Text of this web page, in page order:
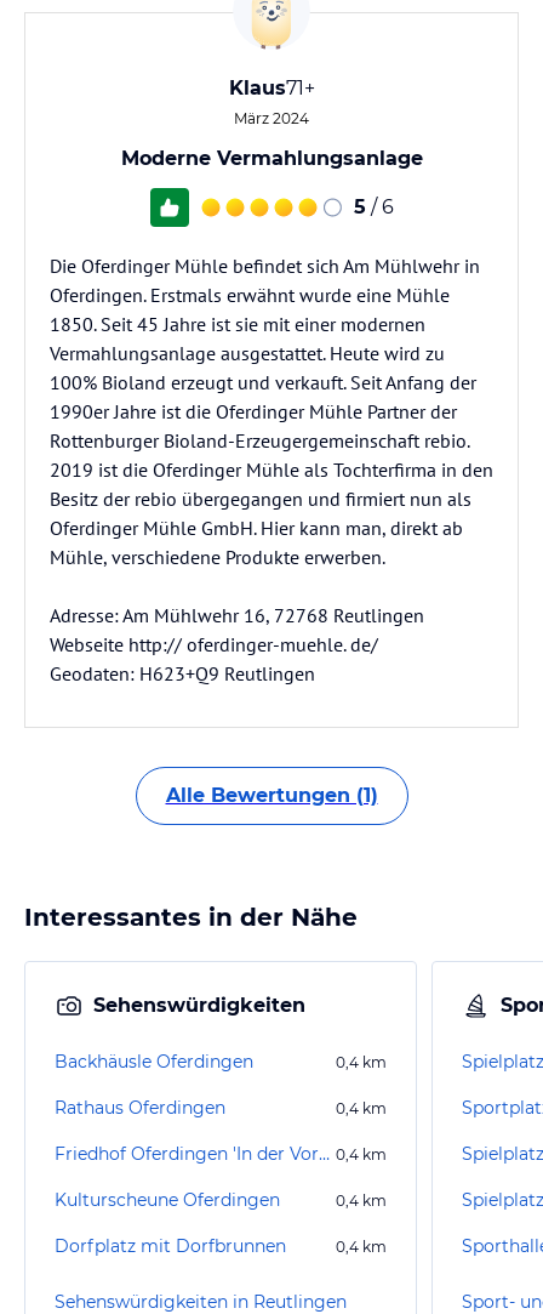
Klaus71+
März 2024
Moderne Vermahlungsanlage
5 / 6
Die Oferdinger Mühle befindet sich Am Mühlwehr in
Oferdingen. Erstmals erwähnt wurde eine Mühle
1850. Seit 45 Jahre ist sie mit einer modernen
Vermahlungsanlage ausgestattet. Heute wird zu
100% Bioland erzeugt und verkauft. Seit Anfang der
1990er Jahre ist die Oferdinger Mühle Partner der
Rottenburger Bioland-Erzeugergemeinschaft rebio.
2019 ist die Oferdinger Mühle als Tochterfirma in den
Besitz der rebio übergegangen und firmiert nun als
Oferdinger Mühle GmbH. Hier kann man, direkt ab
Mühle, verschiedene Produkte erwerben.
Adresse: Am Mühlwehr 16, 72768 Reutlingen
Webseite http:// oferdinger-muehle. de/
Geodaten: H623+Q9 Reutlingen
Alle Bewertungen (1)
Interessantes in der Nähe
Sehenswürdigkeiten
Backhäusle Oferdingen 0,4 km
Rathaus Oferdingen 0,4 km
Friedhof Oferdingen 'In der Vorstadt' 0,4 km
Kulturscheune Oferdingen 0,4 km
Dorfplatz mit Dorfbrunnen 0,4 km
Sehenswürdigkeiten in Reutlingen